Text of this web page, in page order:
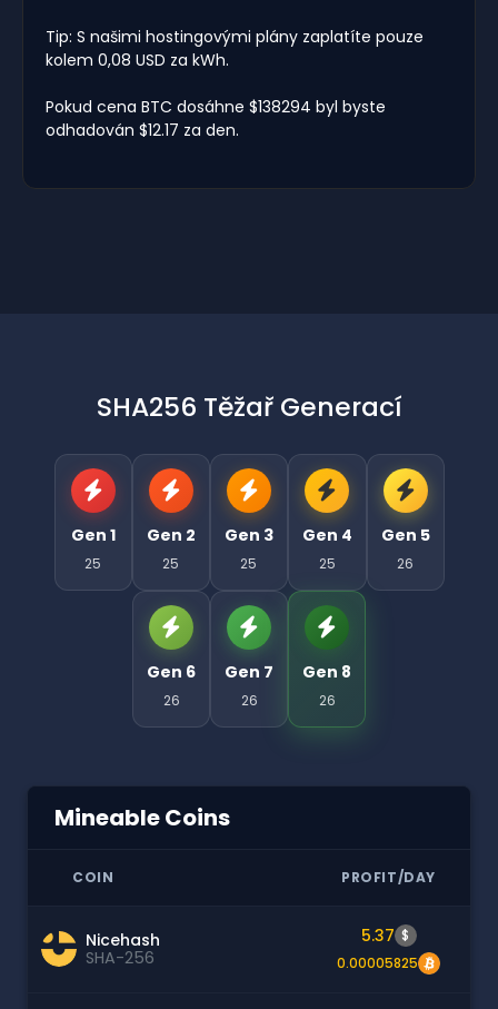
Tip: S našimi hostingovými plány zaplatíte pouze
kolem 0,08 USD za kWh.
Pokud cena BTC dosáhne $138294 byl byste
odhadován $12.17 za den.
SHA256 Těžař Generací
Gen 1
25
Gen 2
25
Gen 3
25
Gen 4
25
Gen 5
26
Gen 6
26
Gen 7
26
Gen 8
26
Mineable Coins
COIN PROFIT/DAY
Nicehash
SHA-256
5.37 $
0.00005825